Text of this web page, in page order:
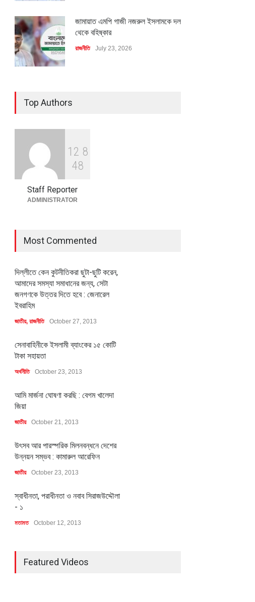
৪০০ মিলিয়ন ডলারের বিদেশি বিনিয়োগ
বাস্তবায়নের পথে
অর্থনীতি July 23, 2026
জামায়াত এমপি গাজী নজরুল ইসলামকে দল
থেকে বহিষ্কার
রাজনীতি July 23, 2026
বৈশ্বিক প্রতিযোগিতা সক্ষমতা বাড়াতে
পোশাক শিল্পে নতুন উদ্যোগ
Top Authors
1 2 8
48
Staff Reporter
ADMINISTRATOR
Most Commented
দিল্লীতে কেন কুটনীতিকরা ছুটা-ছুটি করেন,
আমাদের সমস্যা সমাধানের জন্য, সেটা
জনগণকে উত্তর দিতে হবে : জেনারেল
ইবরাহিম
জাতীয়, রাজনীতি October 27, 2013
সেনাবাহিনীকে ইসলামী ব্যাংকের ১৫ কোটি
টাকা সহায়তা
অর্থনীতি October 23, 2013
আমি মার্জনা ঘোষণা করছি : বেগম খালেদা
জিয়া
জাতীয় October 21, 2013
উৎসব আর পারস্পরিক মিলনবন্ধনে দেশের
উন্নয়ন সম্ভব : কামারুল আরেফিন
জাতীয় October 23, 2013
স্বাধীনতা, পরাধীনতা ও নবাব সিরাজউদ্দৌলা
- ১
মতামত October 12, 2013
Featured Videos